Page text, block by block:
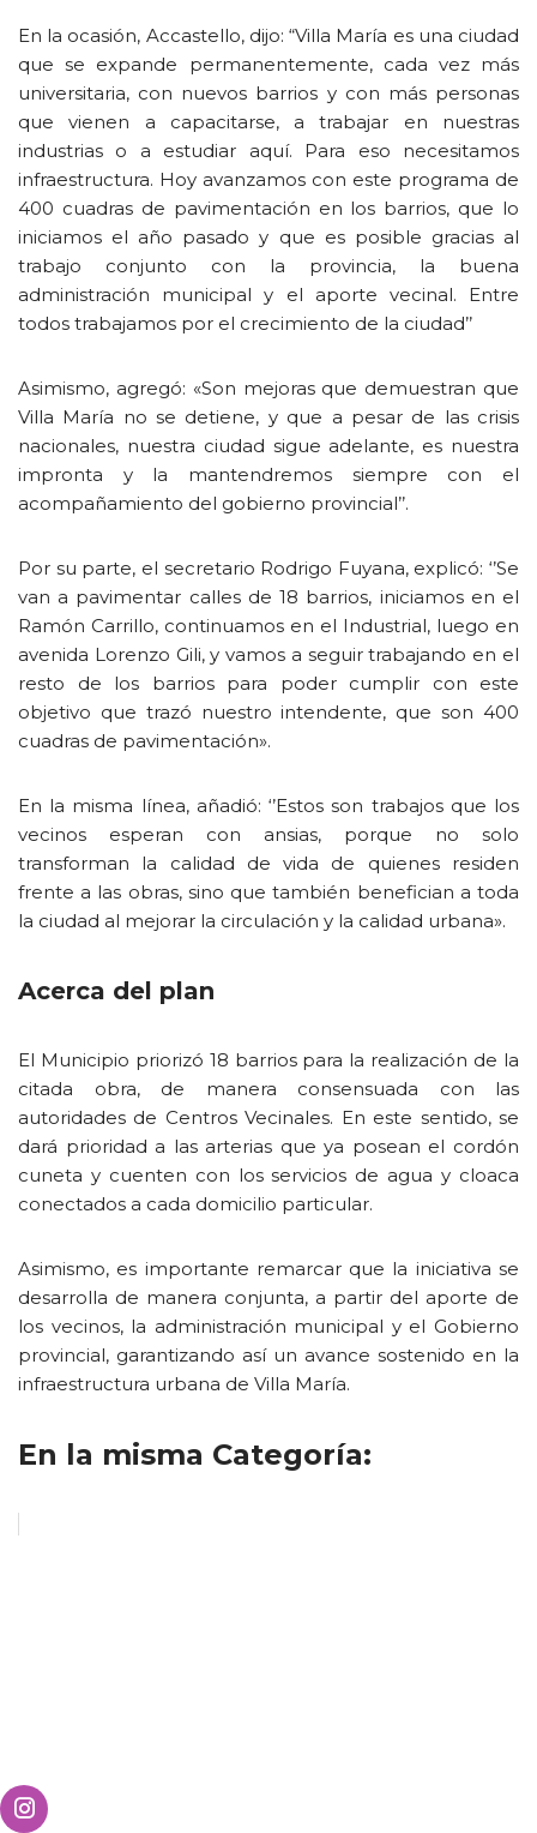
En la ocasión, Accastello, dijo: “Villa María es una ciudad
que se expande permanentemente, cada vez más
universitaria, con nuevos barrios y con más personas
que vienen a capacitarse, a trabajar en nuestras
industrias o a estudiar aquí. Para eso necesitamos
infraestructura. Hoy avanzamos con este programa de
400 cuadras de pavimentación en los barrios, que lo
iniciamos el año pasado y que es posible gracias al
trabajo conjunto con la provincia, la buena
administración municipal y el aporte vecinal. Entre
todos trabajamos por el crecimiento de la ciudad’’
Asimismo, agregó: «Son mejoras que demuestran que
Villa María no se detiene, y que a pesar de las crisis
nacionales, nuestra ciudad sigue adelante, es nuestra
impronta y la mantendremos siempre con el
acompañamiento del gobierno provincial’’.
Por su parte, el secretario Rodrigo Fuyana, explicó: ‘’Se
van a pavimentar calles de 18 barrios, iniciamos en el
Ramón Carrillo, continuamos en el Industrial, luego en
avenida Lorenzo Gili, y vamos a seguir trabajando en el
resto de los barrios para poder cumplir con este
objetivo que trazó nuestro intendente, que son 400
cuadras de pavimentación».
En la misma línea, añadió: ‘’Estos son trabajos que los
vecinos esperan con ansias, porque no solo
transforman la calidad de vida de quienes residen
frente a las obras, sino que también benefician a toda
la ciudad al mejorar la circulación y la calidad urbana».
Acerca del plan
El Municipio priorizó 18 barrios para la realización de la
citada obra, de manera consensuada con las
autoridades de Centros Vecinales. En este sentido, se
dará prioridad a las arterias que ya posean el cordón
cuneta y cuenten con los servicios de agua y cloaca
conectados a cada domicilio particular.
Asimismo, es importante remarcar que la iniciativa se
desarrolla de manera conjunta, a partir del aporte de
los vecinos, la administración municipal y el Gobierno
provincial, garantizando así un avance sostenido en la
infraestructura urbana de Villa María.
En la misma Categoría: